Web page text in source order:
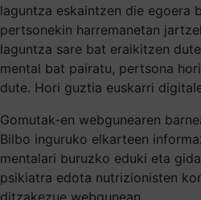
laguntza eskaintzen die egoera
pertsonekin harremanetan
laguntza sare bat eraikitzen
mental bat pairatu, pertsona
dute. Hori guztia euskarri
Gomutak-en webgunearen
Bilbo inguruko elkarteen
mentalari buruzko eduki eta
psikiatra edota nutrizionisten
ditzakezue webgunean.